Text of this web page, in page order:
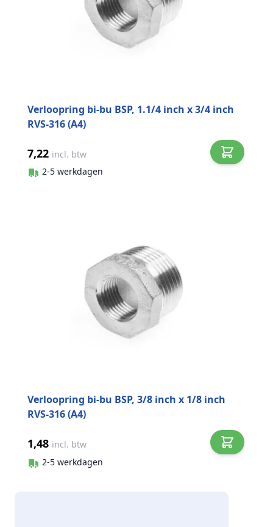
Verloopring bi-bu BSP, 1.1/4 inch x 3/4 inch
RVS-316 (A4)
7,22 incl. btw
2-5 werkdagen
Verloopring bi-bu BSP, 3/8 inch x 1/8 inch
RVS-316 (A4)
1,48 incl. btw
2-5 werkdagen